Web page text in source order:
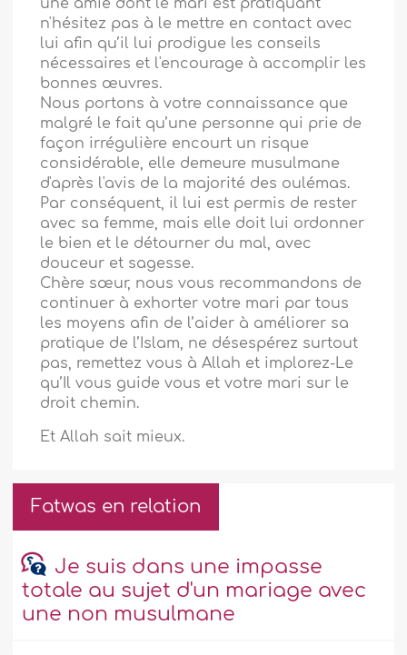
une amie dont le mari est pratiquant
n'hésitez pas à le mettre en contact avec
lui afin qu’il lui prodigue les conseils
nécessaires et l'encourage à accomplir les
bonnes œuvres.
Nous portons à votre connaissance que
malgré le fait qu’une personne qui prie de
façon irrégulière encourt un risque
considérable, elle demeure musulmane
d'après l'avis de la majorité des oulémas.
Par conséquent, il lui est permis de rester
avec sa femme, mais elle doit lui ordonner
le bien et le détourner du mal, avec
douceur et sagesse.
Chère sœur, nous vous recommandons de
continuer à exhorter votre mari par tous
les moyens afin de l’aider à améliorer sa
pratique de l’Islam, ne désespérez surtout
pas, remettez vous à Allah et implorez-Le
qu’Il vous guide vous et votre mari sur le
droit chemin.
Et Allah sait mieux.
Fatwas en relation
Je suis dans une impasse
totale au sujet d'un mariage avec
une non musulmane